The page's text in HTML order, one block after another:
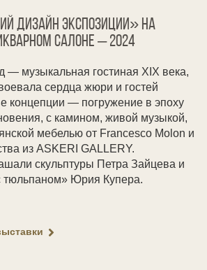
дизайн экспозиции» на
салоне – 2024
— музыкальная гостиная XIX века,
сердца жюри и гостей
концепции — погружение в эпоху
с камином, живой музыкой,
мебелью от Francesco Molon и
из ASKERI GALLERY.
скульптуры Петра Зайцева и
тюльпаном» Юрия Купера.